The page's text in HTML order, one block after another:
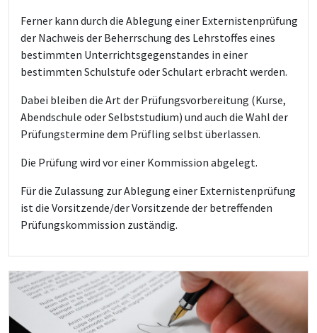
Ferner kann durch die Ablegung einer Externistenprüfung
der Nachweis der Beherrschung des Lehrstoffes eines
bestimmten Unterrichtsgegenstandes in einer
bestimmten Schulstufe oder Schulart erbracht werden.
Dabei bleiben die Art der Prüfungsvorbereitung (Kurse,
Abendschule oder Selbststudium) und auch die Wahl der
Prüfungstermine dem Prüfling selbst überlassen.
Die Prüfung wird vor einer Kommission abgelegt.
Für die Zulassung zur Ablegung einer Externistenprüfung
ist die Vorsitzende/der Vorsitzende der betreffenden
Prüfungskommission zuständig.